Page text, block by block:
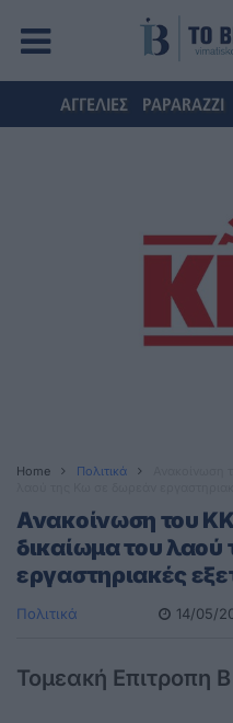
ΑΓΓΕΛΙΕΣ PAPARAZZI
Home Πολιτικά
Ανακοίνωση του
δικαίωμα του
εργαστηριακές
Πολιτικά 14/05/
Τομεακή Επιτροπη